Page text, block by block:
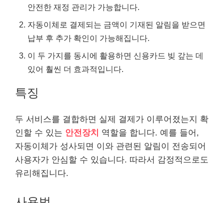
안전한 재정 관리가 가능합니다.
자동이체로 결제되는 금액이 기재된 알림을 받으면
납부 후 추가 확인이 가능해집니다.
이 두 가지를 동시에 활용하면 신용카드 빚 갚는 데
있어 훨씬 더 효과적입니다.
특징
두 서비스를 결합하면 실제 결제가 이루어졌는지 확
인할 수 있는 안전장치 역할을 합니다. 예를 들어,
자동이체가 성사되면 이와 관련된 알림이 전송되어
사용자가 안심할 수 있습니다. 따라서 감정적으로도
유리해집니다.